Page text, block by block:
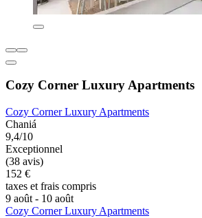
Cozy Corner Luxury Apartments
Cozy Corner Luxury Apartments
Chaniá
9,4/10
Exceptionnel
(38 avis)
152 €
taxes et frais compris
9 août - 10 août
Cozy Corner Luxury Apartments